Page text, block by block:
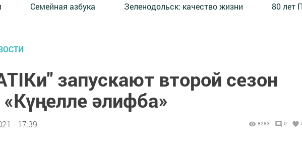
Семейная азбука ⁠Зеленодольск: качество жизни 80 лет
запускают второй сезон
әлифба»
- 17:39 8283 0